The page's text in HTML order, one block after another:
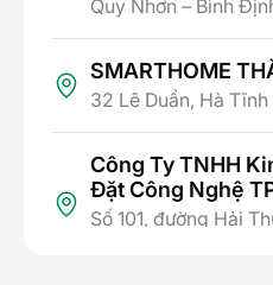
Quy Nhơn – Bình
SMARTHOME
32 Lê Duẩn, Hà Tĩnh
Công Ty TNHH
Đặt Công Nghệ
Số 101, đường Hải